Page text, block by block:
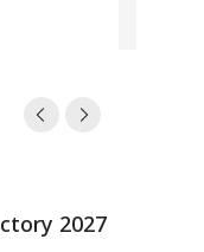
2027